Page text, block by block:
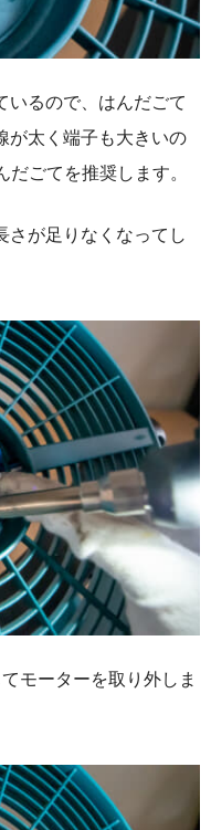
いるので、はんだごて
が太く端子も大きいの
ごてを推奨します。
さが足りなくなってし
モーターを取り外しま